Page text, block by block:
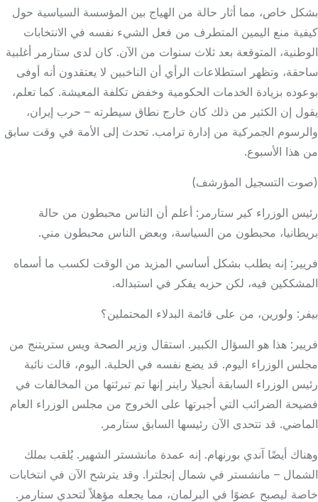
بشكل خاص، مما أثار حالة من الهياج بين المؤسسة السياسية حول
كيفية منع اليمين المتطرف من فعل الشيء نفسه في الانتخابات
الوطنية، المتوقعة بعد ثلاث سنوات من الآن. كان لدى ستارمر أغلبية
ساحقة، وتظهر استطلاعات الرأي أن الناخبين لا يعتقدون أنه أوفى
بوعوده بزيادة الخدمات الحكومية وخفض تكلفة المعيشة. كما تعلم،
يقول إن الكثير من ذلك كان خارج نطاق سيطرته – حرب إيران،
والرسوم الجمركية من إدارة ترامب. تحدث إلى الأمة في وقت سابق
من هذا الأسبوع.
(صوت التسجيل المؤرشف)
رئيس الوزراء كير ستارمر: أعلم أن الناس محبطون من حالة
بريطانيا، محبطون من السياسة، وبعض الناس محبطون مني.
فريير: إنه يطلب بشكل أساسي المزيد من الوقت لكسب ما أسماه
المشككين فيه، لكن حزبه يفكر في استبداله.
بيفر: ولورين، من على قائمة البدلاء المحتملين؟
فريير: هذا هو السؤال الكبير. استقال وزير الصحة ويس ستريتنج من
مجلس الوزراء اليوم. قد يضع نفسه في الحلبة. اليوم، قالت نائبة
رئيس الوزراء السابقة أنجيلا راينر إنها تم تبرئتها من المخالفات في
فضيحة الضرائب التي أجبرتها على الخروج من مجلس الوزراء العام
الماضي. قد تتحدى الآن رئيسها السابق ستارمر.
وهناك أيضًا آندي بورنهام. إنه عمدة مانشستر الشهير. يُلقب بملك
الشمال – مانشستر في شمال إنجلترا. وقد يترشح الآن في انتخابات
خاصة ليصبح عضوًا في البرلمان، مما يجعله مؤهلاً لتحدي ستارمر.